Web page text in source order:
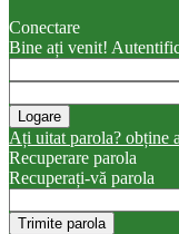
Conectare
Bine ați venit!
Ați uitat parola? obține
Recuperare parola
Recuperați-vă parola